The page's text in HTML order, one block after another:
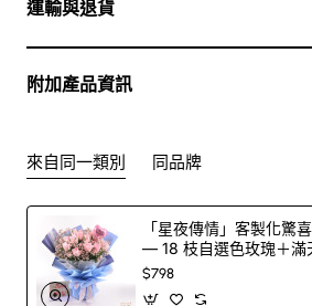
與眾不同、追求內涵的您而準備的。
當高雅遇見溫柔：
在 Flowerg 花店，我們相信每一束花
蹄蘭的亭亭玉立與桔梗的含蓄內斂，
花。這份組合就像是一場精心策劃的
流」都恰到好處地展現自我，卻又完
是獻給生日的壽星，或是為新婚夫婦
運輸與退貨
附加產品資訊
來自同一類別 同品牌
「星夜傳情」客製化驚
— 18 枝自選色玫瑰＋滿
花束＋印字氣球（100 色
$798